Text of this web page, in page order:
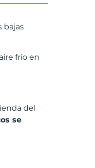
bajas
frío en
del
se